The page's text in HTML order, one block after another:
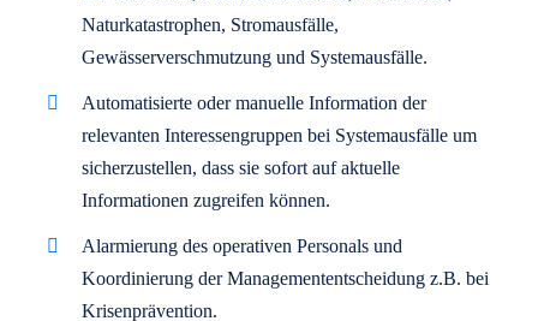
Naturkatastrophen, Stromausfälle,
Gewässerverschmutzung und Systemausfälle.
Automatisierte oder manuelle Information der
relevanten Interessengruppen bei Systemausfälle um
sicherzustellen, dass sie sofort auf aktuelle
Informationen zugreifen können.
Alarmierung des operativen Personals und
Koordinierung der Managemententscheidung z.B. bei
Krisenprävention.